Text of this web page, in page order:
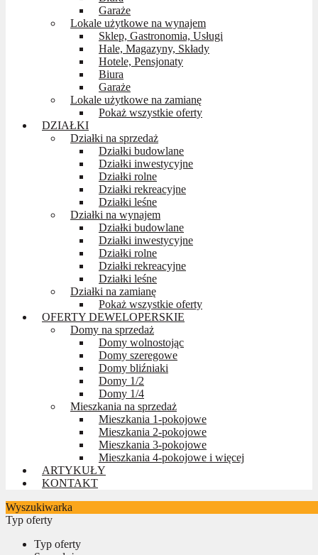
Garaże
Lokale użytkowe na wynajem
Sklep, Gastronomia, Usługi
Hale, Magazyny, Składy
Hotele, Pensjonaty
Biura
Garaże
Lokale użytkowe na zamianę
Pokaż wszystkie oferty
DZIAŁKI
Działki na sprzedaż
Działki budowlane
Działki inwestycyjne
Działki rolne
Działki rekreacyjne
Działki leśne
Działki na wynajem
Działki budowlane
Działki inwestycyjne
Działki rolne
Działki rekreacyjne
Działki leśne
Działki na zamianę
Pokaż wszystkie oferty
OFERTY DEWELOPERSKIE
Domy na sprzedaż
Domy wolnostojąc
Domy szeregowe
Domy bliźniaki
Domy 1/2
Domy 1/4
Mieszkania na sprzedaż
Mieszkania 1-pokojowe
Mieszkania 2-pokojowe
Mieszkania 3-pokojowe
Mieszkania 4-pokojowe i więcej
ARTYKUŁY
KONTAKT
Wyszukiwarka
Typ oferty
Typ oferty